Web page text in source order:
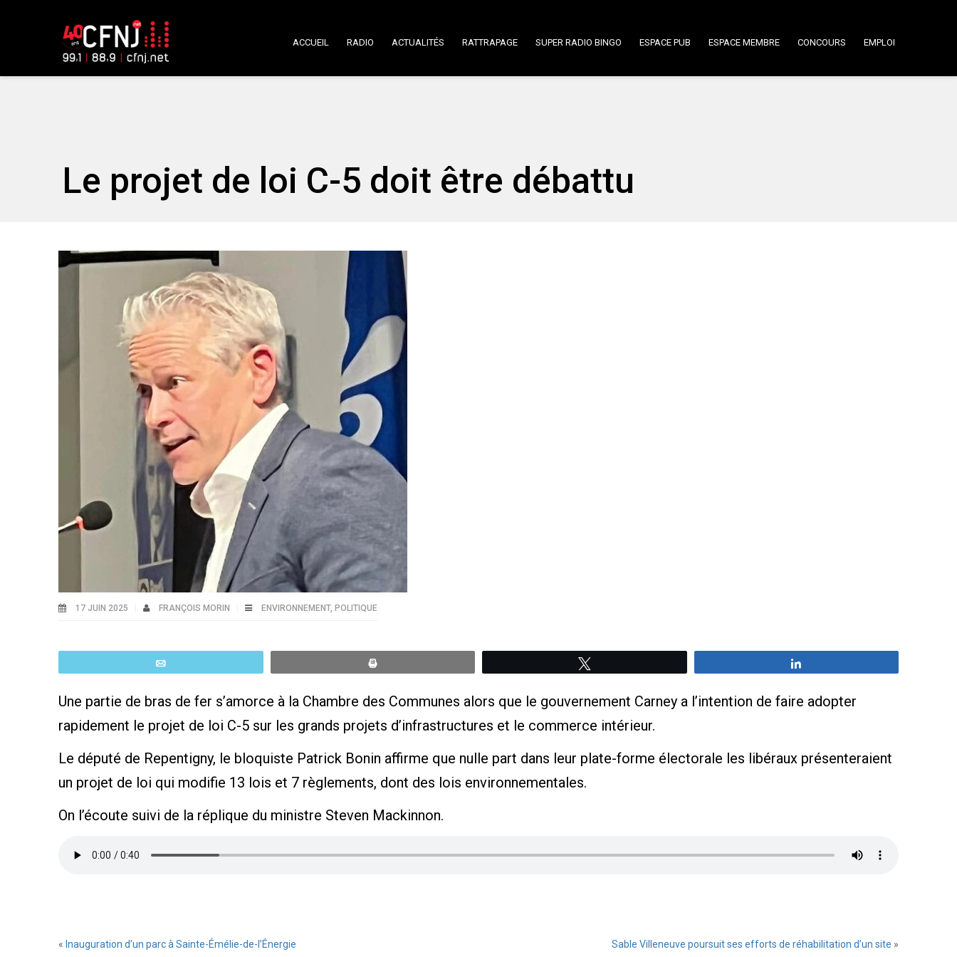
ACCUEIL RADIO ACTUALITÉS RATTRAPAGE SUPER RADIO BINGO ESPACE PUB ESPACE MEMBRE CONCOURS EMPLOI
Le projet de loi C-5 doit être débattu
17 JUIN 2025 FRANÇOIS MORIN ENVIRONNEMENT, POLITIQUE
Une partie de bras de fer s’amorce à la Chambre des Communes alors que le gouvernement Carney a l’intention de faire adopter
rapidement le projet de loi C-5 sur les grands projets d’infrastructures et le commerce intérieur.
Le député de Repentigny, le bloquiste Patrick Bonin affirme que nulle part dans leur plate-forme électorale les libéraux présenteraient
un projet de loi qui modifie 13 lois et 7 règlements, dont des lois environnementales.
On l’écoute suivi de la réplique du ministre Steven Mackinnon.
« Inauguration d’un parc à Sainte-Émélie-de-l’Énergie Sable Villeneuve poursuit ses efforts de réhabilitation d’un site »